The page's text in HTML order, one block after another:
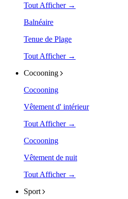
Tout Afficher →
Balnéaire
Tenue de Plage
Tout Afficher →
Cocooning
Cocooning
Vêtement d' intérieur
Tout Afficher →
Cocooning
Vêtement de nuit
Tout Afficher →
Sport